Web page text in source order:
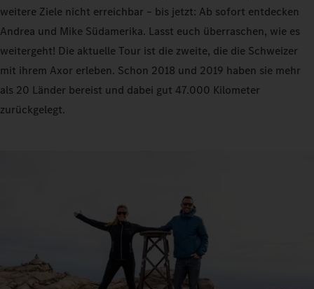
weitere Ziele nicht erreichbar – bis jetzt: Ab sofort entdecken
Andrea und Mike Südamerika. Lasst euch überraschen, wie es
weitergeht! Die aktuelle Tour ist die zweite, die die Schweizer
mit ihrem Axor erleben. Schon 2018 und 2019 haben sie mehr
als 20 Länder bereist und dabei gut 47.000 Kilometer
zurückgelegt.